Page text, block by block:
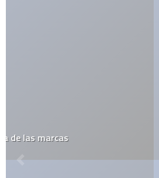
Pepsi y Best Buy cambian sus logos